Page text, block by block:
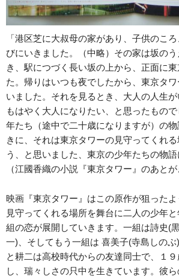
「港区芝に大叔母の家があり、子供のこ
びにいきました。（中略）その家は坂の
き、駅につづく長い坂の上から、正面に
た。帰りはいつも夜でしたから、東京タ
いました。それを見るとき、大人の人生
もはやく大人になりたい、と思ったもの
年たち（途中で二十歳になりますが）の
きに、それは東京タワーの見守ってくれ
う、と思いました、東京の少年たちの物語
（江國香織の小説『東京タワー』のあとが
映画『東京タワー』はこの原作が狙った
見守ってくれる場所を舞台に二人の少年
組の恋が展開していきます。一組は詩史(
一)、そしてもう一組は 喜美子(寺島しの
と耕二は高校時代からの友達同士で、１
し、瑞々しさの只中を生きています。彼